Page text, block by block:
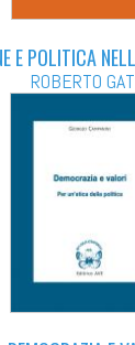
E POLITICA
ROBERTO